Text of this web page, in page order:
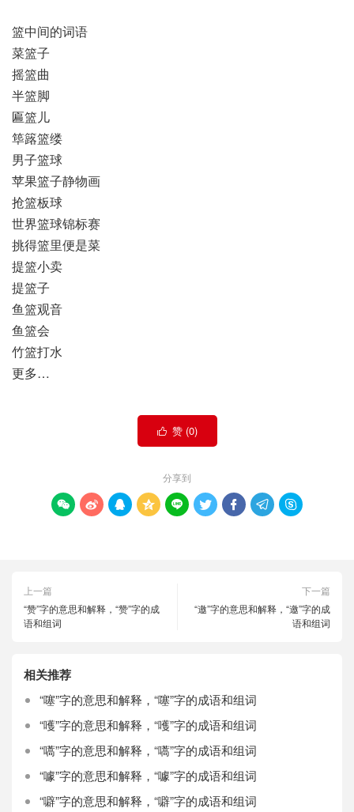
篮中间的词语
菜篮子
摇篮曲
半篮脚
匾篮儿
筚簬篮缕
男子篮球
苹果篮子静物画
抢篮板球
世界篮球锦标赛
挑得篮里便是菜
提篮小卖
提篮子
鱼篮观音
鱼篮会
竹篮打水
更多…
 赞 (0)
分享到
        
上一篇
“赞”字的意思和解释，“赞”字的成
语和组词
下一篇
“邀”字的意思和解释，“邀”字的成
语和组词
相关推荐
“噻”字的意思和解释，“噻”字的成语和组词
“嚄”字的意思和解释，“嚄”字的成语和组词
“嚆”字的意思和解释，“嚆”字的成语和组词
“噱”字的意思和解释，“噱”字的成语和组词
“噼”字的意思和解释，“噼”字的成语和组词